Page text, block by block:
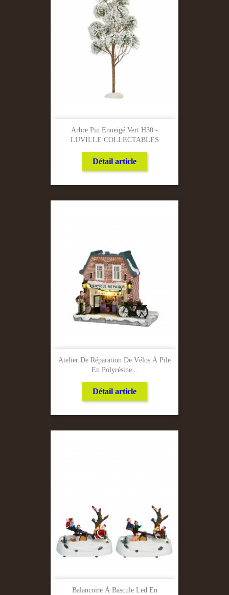
Arbre Pin Enneigé Vert H30 -
LUVILLE COLLECTABLES
Détail article
Atelier De Réparation De Vélos À Pile
En Polyrésine...
Détail article
Balancoire À Bascule Led En